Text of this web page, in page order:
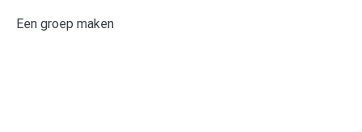
Een groep maken